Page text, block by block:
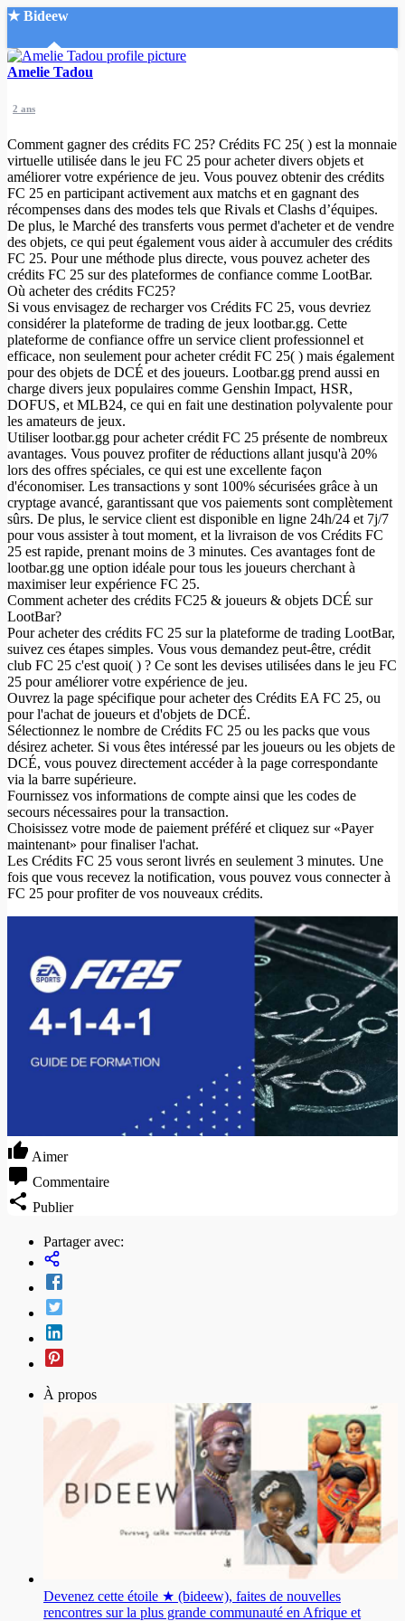
★ Bideew
Accueil
Recherche Avancée
Mon compte
Connexion
Créer un compte
Mode nuit
Amelie Tadou
2 ans
Comment gagner des crédits FC 25? Crédits FC 25( ) est la monnaie
virtuelle utilisée dans le jeu FC 25 pour acheter divers objets et
améliorer votre expérience de jeu. Vous pouvez obtenir des crédits
FC 25 en participant activement aux matchs et en gagnant des
récompenses dans des modes tels que Rivals et Clashs d’équipes.
De plus, le Marché des transferts vous permet d'acheter et de vendre
des objets, ce qui peut également vous aider à accumuler des crédits
FC 25. Pour une méthode plus directe, vous pouvez acheter des
crédits FC 25 sur des plateformes de confiance comme LootBar.
Où acheter des crédits FC25?
Si vous envisagez de recharger vos Crédits FC 25, vous devriez
considérer la plateforme de trading de jeux lootbar.gg. Cette
plateforme de confiance offre un service client professionnel et
efficace, non seulement pour acheter crédit FC 25( ) mais également
pour des objets de DCÉ et des joueurs. Lootbar.gg prend aussi en
charge divers jeux populaires comme Genshin Impact, HSR,
DOFUS, et MLB24, ce qui en fait une destination polyvalente pour
les amateurs de jeux.
Utiliser lootbar.gg pour acheter crédit FC 25 présente de nombreux
avantages. Vous pouvez profiter de réductions allant jusqu'à 20%
lors des offres spéciales, ce qui est une excellente façon
d'économiser. Les transactions y sont 100% sécurisées grâce à un
cryptage avancé, garantissant que vos paiements sont complètement
sûrs. De plus, le service client est disponible en ligne 24h/24 et 7j/7
pour vous assister à tout moment, et la livraison de vos Crédits FC
25 est rapide, prenant moins de 3 minutes. Ces avantages font de
lootbar.gg une option idéale pour tous les joueurs cherchant à
maximiser leur expérience FC 25.
Comment acheter des crédits FC25 & joueurs & objets DCÉ sur
LootBar?
Pour acheter des crédits FC 25 sur la plateforme de trading LootBar,
suivez ces étapes simples. Vous vous demandez peut-être, crédit
club FC 25 c'est quoi( ) ? Ce sont les devises utilisées dans le jeu FC
25 pour améliorer votre expérience de jeu.
Ouvrez la page spécifique pour acheter des Crédits EA FC 25, ou
pour l'achat de joueurs et d'objets de DCÉ.
Sélectionnez le nombre de Crédits FC 25 ou les packs que vous
désirez acheter. Si vous êtes intéressé par les joueurs ou les objets de
DCÉ, vous pouvez directement accéder à la page correspondante
via la barre supérieure.
Fournissez vos informations de compte ainsi que les codes de
secours nécessaires pour la transaction.
Choisissez votre mode de paiement préféré et cliquez sur «Payer
maintenant» pour finaliser l'achat.
Les Crédits FC 25 vous seront livrés en seulement 3 minutes. Une
fois que vous recevez la notification, vous pouvez vous connecter à
FC 25 pour profiter de vos nouveaux crédits.
Aimer
Commentaire
Publier
Partager avec:
À propos
Devenez cette étoile ★ (bideew), faites de nouvelles
rencontres sur la plus grande communauté en Afrique et